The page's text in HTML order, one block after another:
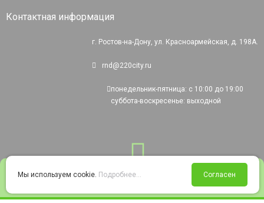
Войти Избранное Корзина
Контактная информация
г. Ростов-на-Дону, ул. Красноармейская, д. 198А.
rnd@220city.ru
понедельник-пятница: с 10:00 до 19:00
суббота-воскресенье: выходной
Мы используем cookie. Подробнее... Согласен